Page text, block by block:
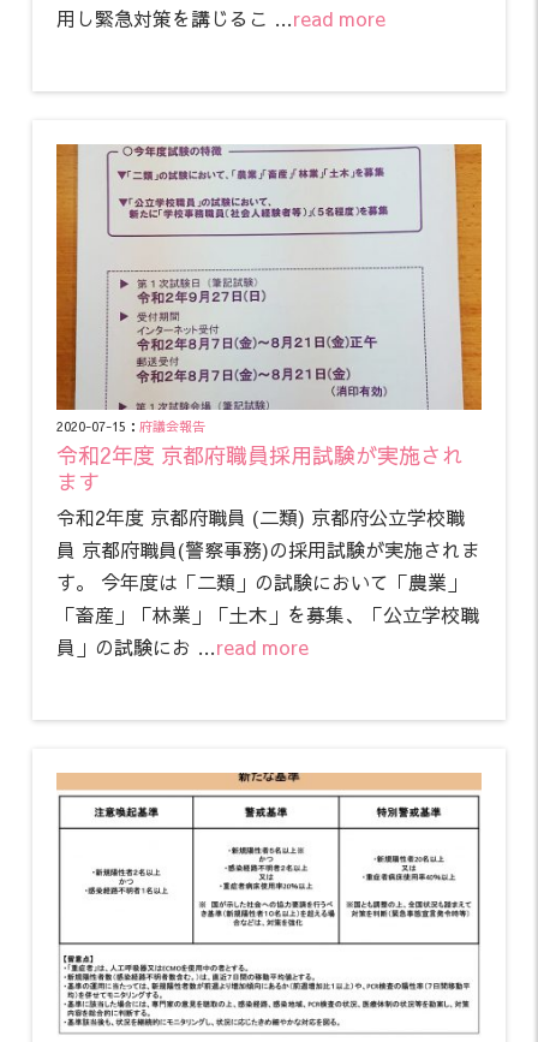
用し緊急対策を講じるこ …read more
2020-07-15：府議会報告
令和2年度 京都府職員採用試験が実施され
ます
令和2年度 京都府職員 (二類) 京都府公立学校職
員 京都府職員(警察事務)の採用試験が実施されま
す。 今年度は「二類」の試験において「農業」
「畜産」「林業」「土木」を募集、「公立学校職
員」の試験にお …read more